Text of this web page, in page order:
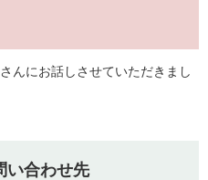
んにお話しさせていただきまし
い合わせ先